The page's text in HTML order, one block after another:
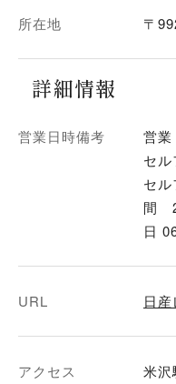
所在地 〒
詳細情報
営業日時備考
営
セ
セ
間
日
URL 日
アクセス
米沢